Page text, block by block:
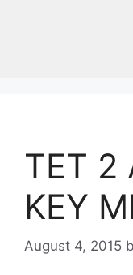
TET 2
KEY
August 4, 2015